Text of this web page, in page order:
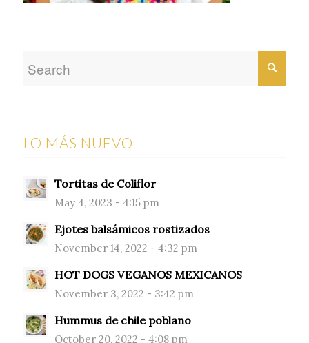
LO MÁS NUEVO
Tortitas de Coliflor
May 4, 2023 - 4:15 pm
Ejotes balsámicos rostizados
November 14, 2022 - 4:32 pm
HOT DOGS VEGANOS MEXICANOS
November 3, 2022 - 3:42 pm
Hummus de chile poblano
October 20, 2022 - 4:08 pm